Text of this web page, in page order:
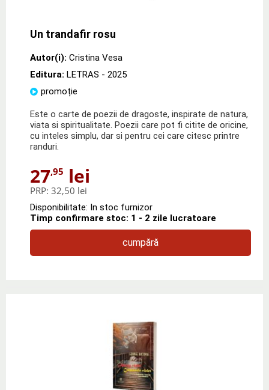
Un trandafir rosu
Autor(i): Cristina Vesa
Editura: LETRAS - 2025
promoție
Este o carte de poezii de dragoste, inspirate de natura,
viata si spiritualitate. Poezii care pot fi citite de oricine,
cu inteles simplu, dar si pentru cei care citesc printre
randuri.
27,95 lei
PRP: 32,50 lei
Disponibilitate: In stoc furnizor
Timp confirmare stoc: 1 - 2 zile lucratoare
cumpără